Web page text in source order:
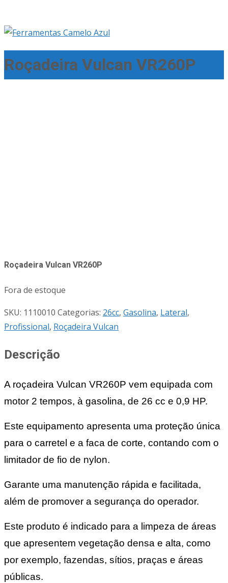
Roçadeira Vulcan VR260P
Roçadeira Vulcan VR260P
Fora de estoque
SKU: 1110010 Categorias: 26cc, Gasolina, Lateral,
Profissional, Roçadeira Vulcan
Descrição
A roçadeira Vulcan VR260P vem equipada com
motor 2 tempos, à gasolina, de 26 cc e 0,9 HP.
Este equipamento apresenta uma proteção única
para o carretel e a faca de corte, contando com o
limitador de fio de nylon.
Garante uma manutenção rápida e facilitada,
além de promover a segurança do operador.
Este produto é indicado para a limpeza de áreas
que apresentem vegetação densa e alta, como
por exemplo, fazendas, sítios, praças e áreas
públicas.